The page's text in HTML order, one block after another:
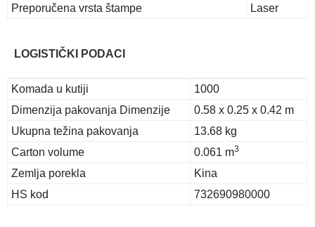
Preporučena vrsta štampe Laser
LOGISTIČKI PODACI
Komada u kutiji
1000
Dimenzija pakovanja Dimenzije
0.58 x 0.25 x 0.42 m
Ukupna težina pakovanja
13.68 kg
Carton volume
0.061 m3
Zemlja porekla
Kina
HS kod
732690980000